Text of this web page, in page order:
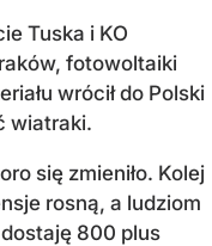
Tuska i KO
fotowoltaiki
wrócił do Polski
wiatraki.
się zmieniło. Kolej
rosną, a ludziom
800 plus